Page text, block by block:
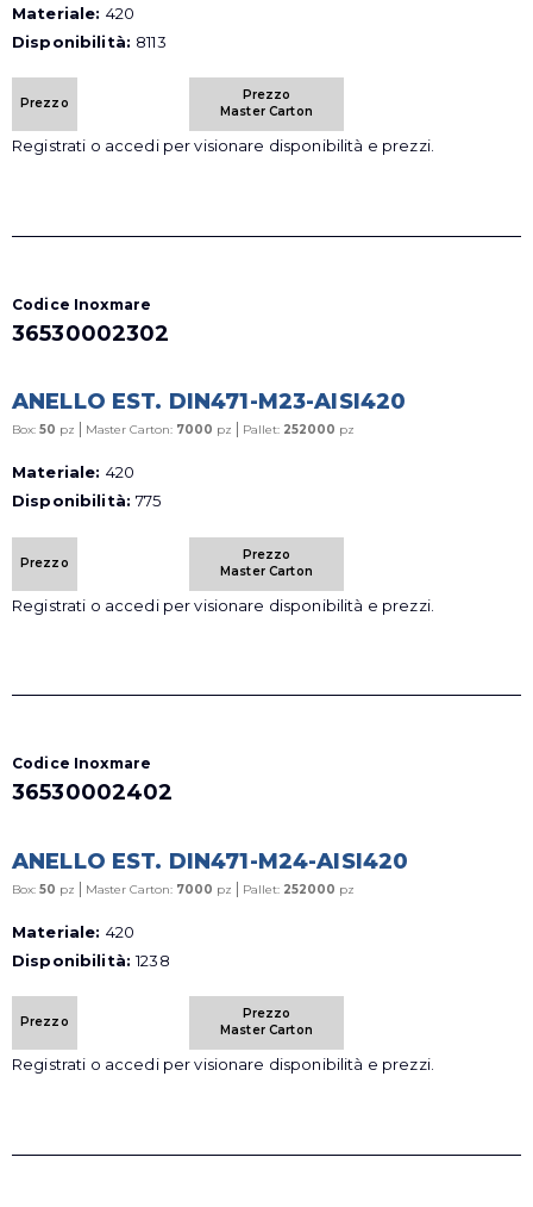
Materiale: 420
Disponibilità: 8113
Prezzo
Prezzo
Master Carton
Registrati o accedi per visionare disponibilità e prezzi.
Codice Inoxmare
36530002302
ANELLO EST. DIN471-M23-AISI420
Box: 50 pz | Master Carton: 7000 pz | Pallet: 252000 pz
Materiale: 420
Disponibilità:775
Prezzo
Prezzo
Master Carton
Registrati o accedi per visionare disponibilità e prezzi.
Codice Inoxmare
36530002402
ANELLO EST. DIN471-M24-AISI420
Box: 50 pz | Master Carton: 7000 pz | Pallet: 252000 pz
Materiale: 420
Disponibilità:1238
Prezzo
Prezzo
Master Carton
Registrati o accedi per visionare disponibilità e prezzi.